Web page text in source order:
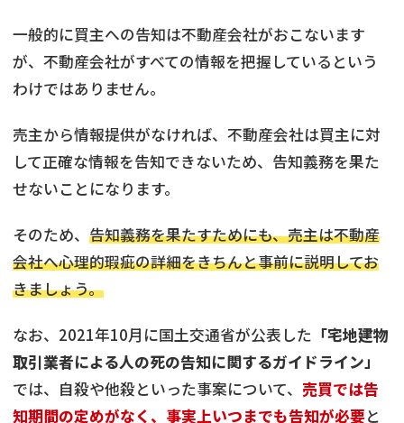
一般的に買主への告知は不動産会社がおこないます
が、不動産会社がすべての情報を把握しているという
わけではありません。
売主から情報提供がなければ、不動産会社は買主に対
して正確な情報を告知できないため、告知義務を果た
せないことになります。
そのため、 告知義務を果たすためにも、売主は不動産
会社へ心理的瑕疵の詳細をきちんと事前に説明してお
きましょう。
なお、2021年10月に国土交通省が公表した 「宅地建物
取引業者による人の死の告知に関するガイドライン」
では、自殺や他殺といった事案について、 売買では告
知期間の定めがなく、事実上いつまでも告知が必要と